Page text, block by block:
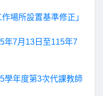
場所設置基準修正」
年7月13日至115年7
學年度第3次代課教師